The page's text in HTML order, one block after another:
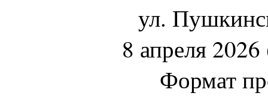
ул.
8 апреля
Формат